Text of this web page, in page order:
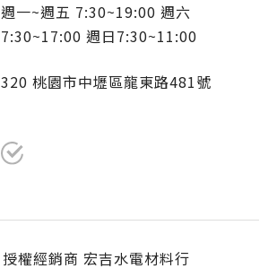
週一~週五 7:30~19:00 週六
7:30~17:00 週日7:30~11:00
320 桃園市中壢區龍東路481號
授權經銷商 宏吉水電材料行